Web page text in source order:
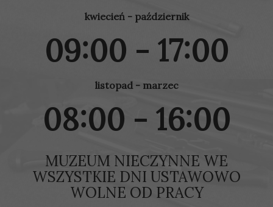
kwiecień - październik
09:00 - 17:00
listopad - marzec
08:00 - 16:00
MUZEUM NIECZYNNE WE
WSZYSTKIE DNI USTAWOWO
WOLNE OD PRACY